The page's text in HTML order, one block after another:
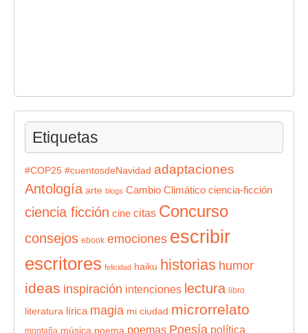
Etiquetas
#COP25 #cuentosdeNavidad adaptaciones
Antología arte blogs Cambio Climático ciencia-ficción
ciencia ficción cine citas Concurso
consejos ebook emociones escribir
escritores felicidad haiku historias humor
ideas inspiración intenciones lectura libro
literatura lírica magia mi ciudad microrrelato
montaña música poema poemas Poesía política